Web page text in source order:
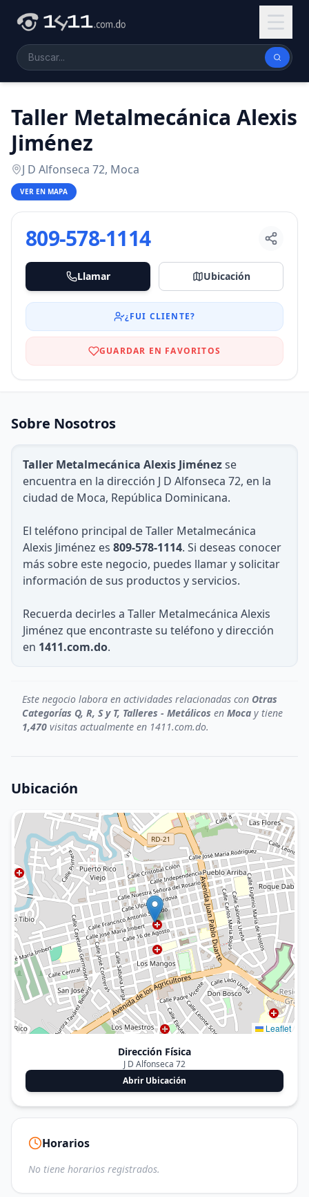
Taller Metalmecánica Alexis
Jiménez
J D Alfonseca 72, Moca
VER EN MAPA
809-578-1114
Llamar Ubicación
¿FUI CLIENTE?
GUARDAR EN FAVORITOS
Sobre Nosotros
Taller Metalmecánica Alexis Jiménezse
encuentra en la dirección J D Alfonseca 72, en la
ciudad de Moca, República Dominicana.
El teléfono principal de Taller Metalmecánica
Alexis Jiménez es 809-578-1114. Si deseas conocer
más sobre este negocio, puedes llamar y solicitar
información de sus productos y servicios.
Recuerda decirles a Taller Metalmecánica Alexis
Jiménez que encontraste su teléfono y dirección
en 1411.com.do.
Este negocio labora en actividades relacionadas con Otras
Categorías Q, R, S y T, Talleres - Metálicos en Moca y tiene
1,470 visitas actualmente en 1411.com.do.
Ubicación
Leaflet
Dirección Física
J D Alfonseca 72
Abrir Ubicación
Horarios
No tiene horarios registrados.